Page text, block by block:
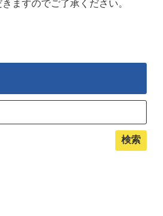
ますのでご了承ください。